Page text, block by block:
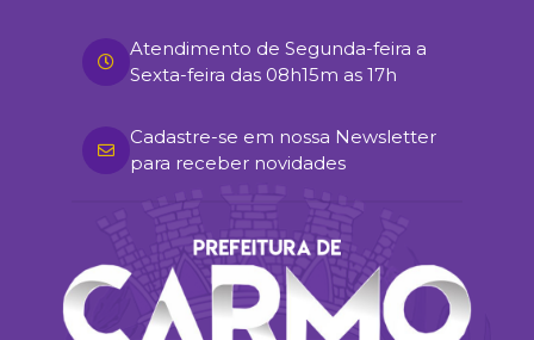
Atendimento de Segunda-feira a
Sexta-feira das 08h15m as 17h
Cadastre-se em nossa Newsletter
para receber novidades